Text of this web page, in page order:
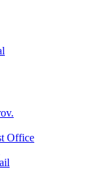
Office